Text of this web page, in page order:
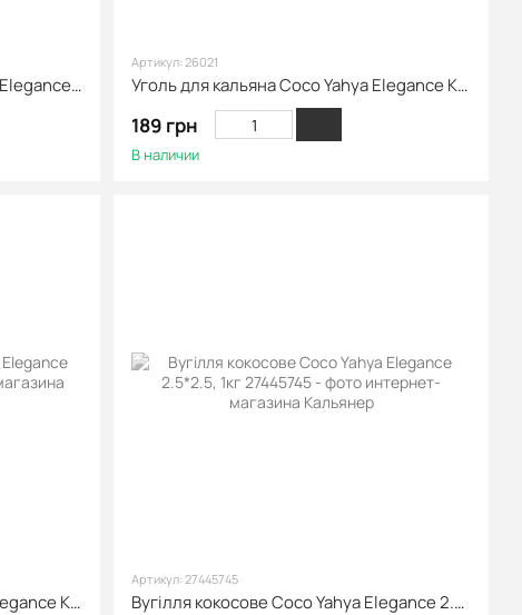
Вугілля для кальяну Coco Yahya Elegance King 32 cube
Артикул: 26021
Уголь для кальяна Coco Yahya Elegance King 1кг
189 грн
В наличии
Уголь для кальяна Coco Yahya Elegance King 1кг
Артикул: 27445745
Вугілля кокосове Coco Yahya Elegance 2.5*2.5, 1кг